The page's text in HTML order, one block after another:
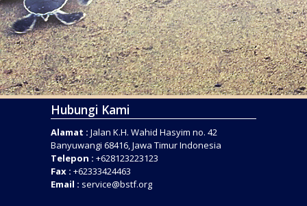
Hubungi Kami
Alamat : Jalan K.H. Wahid Hasyim no. 42
Banyuwangi 68416, Jawa Timur Indonesia
Telepon : +628123223123
Fax : +62333424463
Email : service@bstf.org